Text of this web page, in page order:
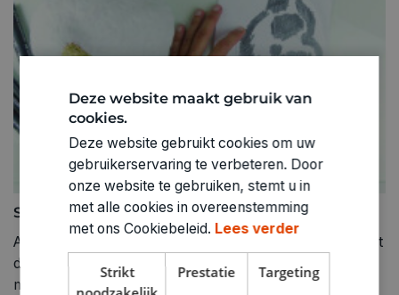
Stap 4
Alle andere afbeeldingen of teksten die niet direct vrij met
de hand getekend kunnen worden, kun je van tevoren
met een zacht Lumograph potlood 4B op de pompoen
Deze website maakt gebruik van
cookies.
Deze website gebruikt cookies om uw
gebruikerservaring te verbeteren. Door
onze website te gebruiken, stemt u in
met alle cookies in overeenstemming
met ons Cookiebeleid. Lees verder
Strikt
Prestatie Targeting